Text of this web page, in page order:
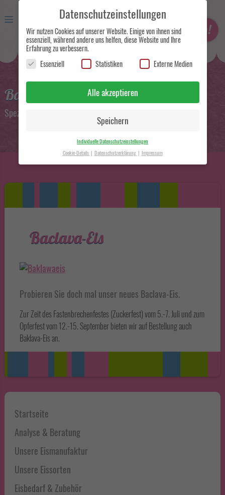
Handelsunternehmen in Berlin
Baclava-Eis
Speziell zum Zuckerfest und zum Opferfest
Baclava-Eis
Probieren Sie doch mal unser neues Baclava-Eis.
Zur Zeit des Fastenbrechenfestes (Zuckerfest) vom 5.-7. Juli und zum
Opferfest vom 12.-15. September bieten wir auf Bestellung auch
Baklava-Eis an.
Haupt-
Sidebar
Startseite
Analyse & Beratung
Unsere Eismanufaktur
Unsere Eissorten
Eisbedarf & Zubehör
Datenschutzeinstellungen
Wir nutzen Cookies auf unserer Website. Einige von ihnen sind
essenziell, während andere uns helfen, diese Website und Ihre
Erfahrung zu verbessern.
Essenziell
Statistiken Externe Medien
Alle akzeptieren
Speichern
Individuelle Datenschutzeinstellungen
Cookie-Details
Datenschutzerklärung Impressum
Datenschutzeinstellungen
Hier finden Sie eine Übersicht über alle verwendeten Cookies. Sie
Cookies auswählen.
Essenziell (1)
einwandfreie Funktion der Website erforderlich.
Statistiken (1)
Statistik Cookies erfassen Informationen anonym. Diese Informationen
helfen uns zu verstehen, wie unsere Besucher unsere Website nutzen.
standardmäßig blockiert. Wenn Cookies von externen Medien akzeptiert
werden, bedarf der Zugriff auf diese Inhalte keiner manuellen Einwilligung
Cookie-Informationen anzeigen